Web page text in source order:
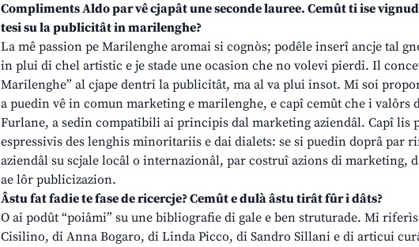
Compliments Aldo par vê cjapât une seconde lauree. Cemût ti ise
tesi su la publicitât in marilenghe?
La mê passion pe Marilenghe aromai si cognòs; podêle inserî ancje tal
in plui di chel artistic e je stade une ocasion che no volevi pierdi. Il
Marilenghe” al cjape dentri la publicitât, ma al va plui insot. Mi soi
a puedin vê in comun marketing e marilenghe, e capî cemût che i valôrs
Furlane, a sedin compatibili ai principis dal marketing aziendâl. Capî lis
espressivis des lenghis minoritariis e dai dialets: se si puedin doprâ par
aziendâl su scjale locâl o internazionâl, par costruî azions di marketing,
ae lôr publicizazion.
Âstu fat fadie te fase de ricercje? Cemût e dulà âstu tirât fûr i dâts?
O ai podût “poiâmi” su une bibliografie di gale e ben struturade. Mi
Cisilino, di Anna Bogaro, di Linda Picco, di Sandro Sillani e di articui